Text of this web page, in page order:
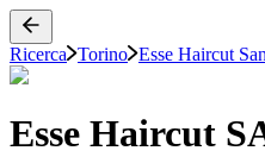
Ricerca Torino Esse Haircut
Esse Haircut